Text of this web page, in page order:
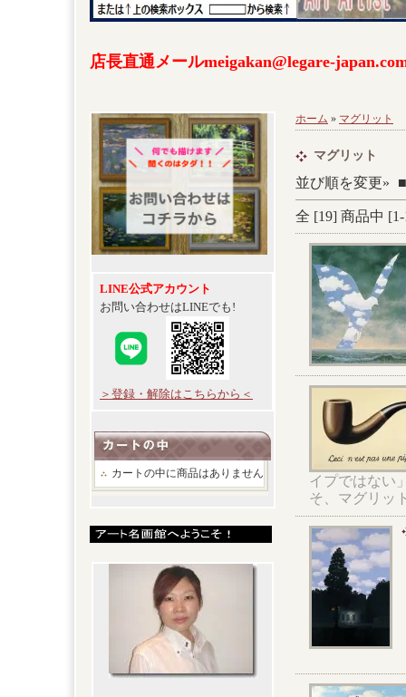
店長直通メールmeigakan@legare-
LINE公式アカウント
お問い合わせはLINEでも!
＞登録・解除はこちらから＜
カートの中に商品はありません
ホーム » マグリット
マグリット
並び順を変更» ■
全 [19] 商品中 [1-
イプではない
そ、マグリッ